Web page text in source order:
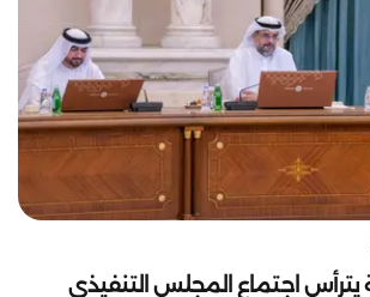
يترأس اجتماع المجلس التنفيذي